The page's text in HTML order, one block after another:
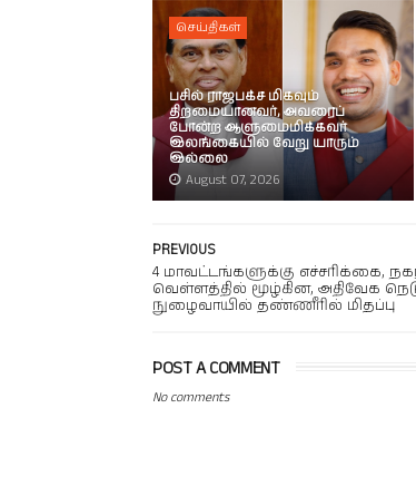
செய்திகள்
பசில் ராஜபக்ச மிகவும்
திறமையானவர், அவரைப்
போன்ற ஆளுமைமிக்கவர்
இலங்கையில் வேறு யாரும்
இல்லை
August 07, 2026
PREVIOUS
4 மாவட்டங்களுக்கு எச்சரிக்கை,
வெள்ளத்தில் மூழ்கின, அதிவேக
நுழைவாயில் தண்ணீரில் மிதப்பு
POST A COMMENT
No comments